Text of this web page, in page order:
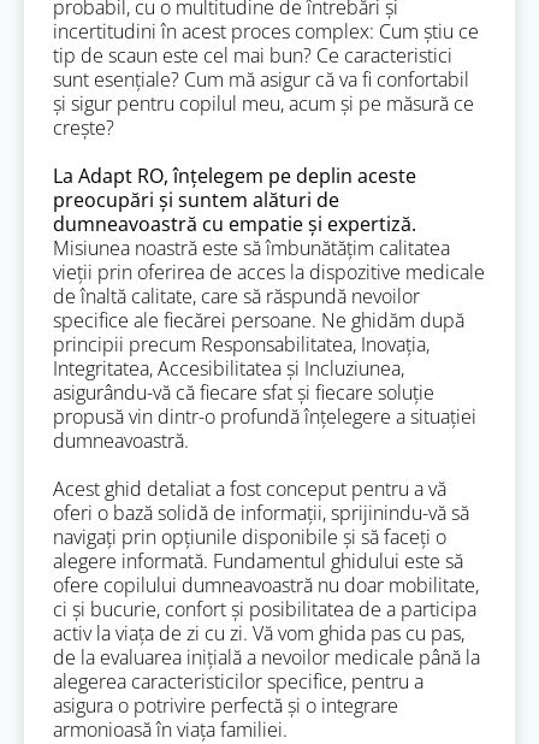
probabil, cu o multitudine de întrebări și
incertitudini în acest proces complex: Cum știu ce
tip de scaun este cel mai bun? Ce caracteristici
sunt esențiale? Cum mă asigur că va fi confortabil
și sigur pentru copilul meu, acum și pe măsură ce
crește?
La Adapt RO, înțelegem pe deplin aceste
preocupări și suntem alături de
dumneavoastră cu empatie și expertiză.
Misiunea noastră este să îmbunătățim calitatea
vieții prin oferirea de acces la dispozitive medicale
de înaltă calitate, care să răspundă nevoilor
specifice ale fiecărei persoane. Ne ghidăm după
principii precum Responsabilitatea, Inovația,
Integritatea, Accesibilitatea și Incluziunea,
asigurându-vă că fiecare sfat și fiecare soluție
propusă vin dintr-o profundă înțelegere a situației
dumneavoastră.
Acest ghid detaliat a fost conceput pentru a vă
oferi o bază solidă de informații, sprijinindu-vă să
navigați prin opțiunile disponibile și să faceți o
alegere informată. Fundamentul ghidului este să
ofere copilului dumneavoastră nu doar mobilitate,
ci și bucurie, confort și posibilitatea de a participa
activ la viața de zi cu zi. Vă vom ghida pas cu pas,
de la evaluarea inițială a nevoilor medicale până la
alegerea caracteristicilor specifice, pentru a
asigura o potrivire perfectă și o integrare
armonioasă în viața familiei.